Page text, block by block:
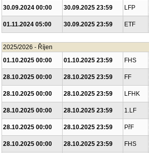
30.09.2024 00:00
30.09.2025 23:59 LFP
01.11.2024 05:00
30.09.2025 23:59 ETF
2025/2026 - Říjen
01.10.2025 00:00
01.10.2025 23:59 FHS
28.10.2025 00:00
28.10.2025 23:59 FF
28.10.2025 00:00
28.10.2025 23:59 LFHK
28.10.2025 00:00
28.10.2025 23:59 1.LF
28.10.2025 00:00
28.10.2025 23:59 PřF
28.10.2025 00:00
28.10.2025 23:59 FHS